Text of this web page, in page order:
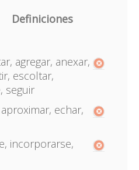
Definiciones
agregar, anexar,
escoltar,
seguir
echar,
incorporarse,